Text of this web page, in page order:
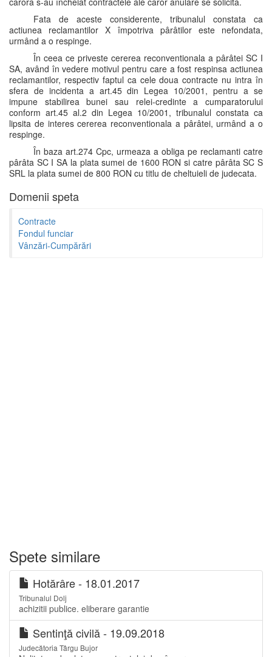
Fata de aceste considerente, tribunalul constata ca
actiunea reclamantilor X împotriva pârâtilor este nefondata,
urmând a o respinge.
În ceea ce priveste cererea reconventionala a pârâtei SC I
SA, având în vedere motivul pentru care a fost respinsa actiunea
reclamantilor, respectiv faptul ca cele doua contracte nu intra în
sfera de incidenta a art.45 din Legea 10/2001, pentru a se
impune stabilirea bunei sau relei-credinte a cumparatorului
conform art.45 al.2 din Legea 10/2001, tribunalul constata ca
lipsita de interes cererea reconventionala a pârâtei, urmând a o
respinge.
În baza art.274 Cpc, urmeaza a obliga pe reclamanti catre
pârâta SC I SA la plata sumei de 1600 RON si catre pârâta SC S
SRL la plata sumei de 800 RON cu titlu de cheltuieli de judecata.
Domenii speta
Contracte
Fondul funciar
Vânzări-Cumpărări
Spete similare
Hotărâre - 18.01.2017
Tribunalul Dolj
achizitii publice. eliberare garantie
Sentinţă civilă - 19.09.2018
Judecătoria Târgu Bujor